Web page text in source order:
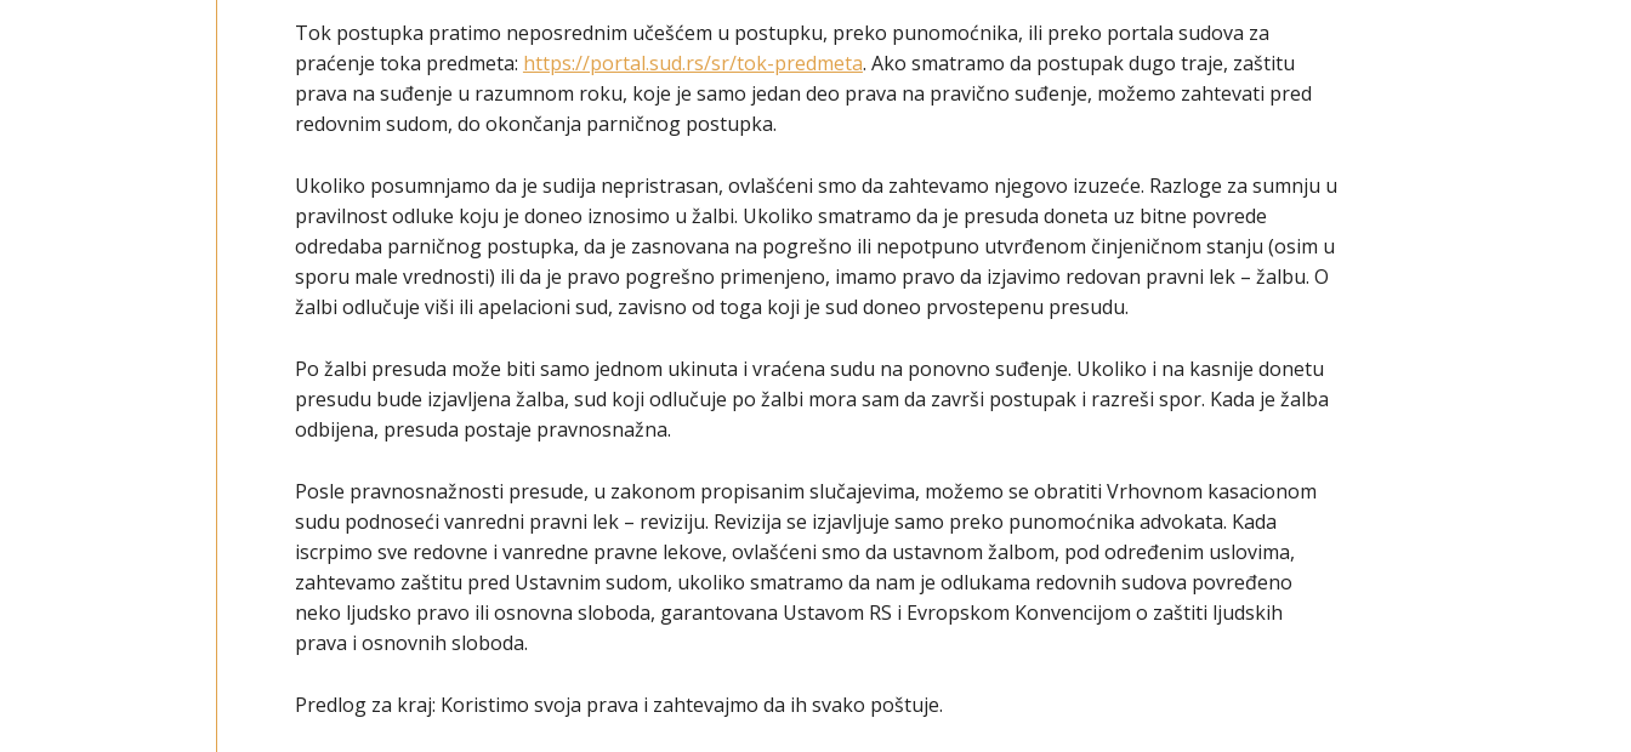
Tok postupka pratimo neposrednim učešćem u postupku, preko punomoćnika, ili preko portala sudova za
praćenje toka predmeta: https://portal.sud.rs/sr/tok-predmeta. Ako smatramo da postupak dugo traje, zaštitu
prava na suđenje u razumnom roku, koje je samo jedan deo prava na pravično suđenje, možemo zahtevati pred
redovnim sudom, do okončanja parničnog postupka.
Ukoliko posumnjamo da je sudija nepristrasan, ovlašćeni smo da zahtevamo njegovo izuzeće. Razloge za sumnju u
pravilnost odluke koju je doneo iznosimo u žalbi. Ukoliko smatramo da je presuda doneta uz bitne povrede
odredaba parničnog postupka, da je zasnovana na pogrešno ili nepotpuno utvrđenom činjeničnom stanju (osim u
sporu male vrednosti) ili da je pravo pogrešno primenjeno, imamo pravo da izjavimo redovan pravni lek – žalbu. O
žalbi odlučuje viši ili apelacioni sud, zavisno od toga koji je sud doneo prvostepenu presudu.
Po žalbi presuda može biti samo jednom ukinuta i vraćena sudu na ponovno suđenje. Ukoliko i na kasnije donetu
presudu bude izjavljena žalba, sud koji odlučuje po žalbi mora sam da završi postupak i razreši spor. Kada je žalba
odbijena, presuda postaje pravnosnažna.
Posle pravnosnažnosti presude, u zakonom propisanim slučajevima, možemo se obratiti Vrhovnom kasacionom
sudu podnoseći vanredni pravni lek – reviziju. Revizija se izjavljuje samo preko punomoćnika advokata. Kada
iscrpimo sve redovne i vanredne pravne lekove, ovlašćeni smo da ustavnom žalbom, pod određenim uslovima,
zahtevamo zaštitu pred Ustavnim sudom, ukoliko smatramo da nam je odlukama redovnih sudova povređeno
neko ljudsko pravo ili osnovna sloboda, garantovana Ustavom RS i Evropskom Konvencijom o zaštiti ljudskih
prava i osnovnih sloboda.
Predlog za kraj: Koristimo svoja prava i zahtevajmo da ih svako poštuje.